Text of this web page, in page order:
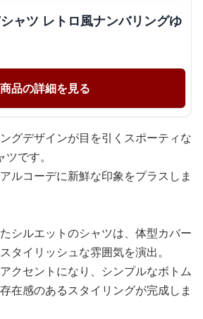
ャツ レトロ風ナンバリングゆ
商品の詳細を見る
グデザインが目を引くスポーティな
です。
ルコーデに新鮮な印象をプラスしま
シルエットのシャツは、体型カバー
タイリッシュな雰囲気を演出。
クセントになり、シンプルなボトム
在感のあるスタイリングが完成しま